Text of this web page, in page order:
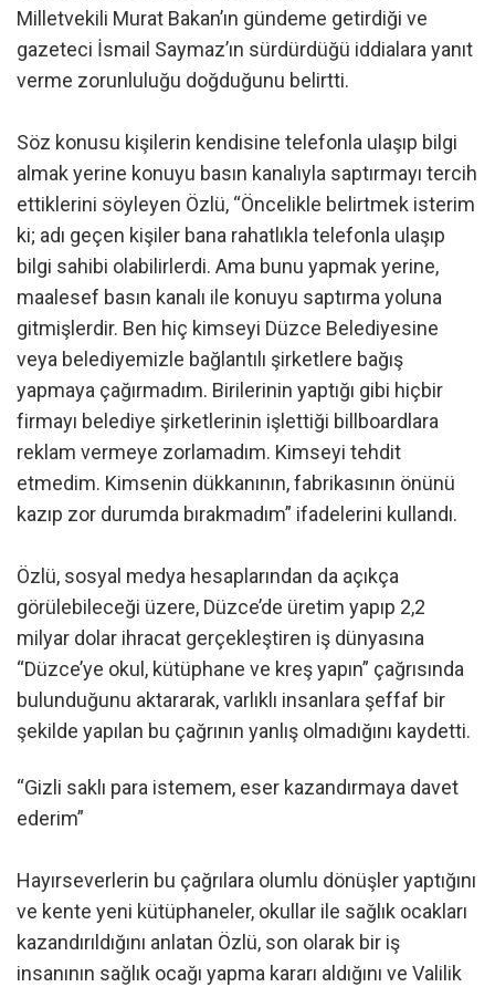
Milletvekili Murat Bakan’ın gündeme getirdiği ve
gazeteci İsmail Saymaz’ın sürdürdüğü iddialara yanıt
verme zorunluluğu doğduğunu belirtti.
Söz konusu kişilerin kendisine telefonla ulaşıp bilgi
almak yerine konuyu basın kanalıyla saptırmayı tercih
ettiklerini söyleyen Özlü, “Öncelikle belirtmek isterim
ki; adı geçen kişiler bana rahatlıkla telefonla ulaşıp
bilgi sahibi olabilirlerdi. Ama bunu yapmak yerine,
maalesef basın kanalı ile konuyu saptırma yoluna
gitmişlerdir. Ben hiç kimseyi Düzce Belediyesine
veya belediyemizle bağlantılı şirketlere bağış
yapmaya çağırmadım. Birilerinin yaptığı gibi hiçbir
firmayı belediye şirketlerinin işlettiği billboardlara
reklam vermeye zorlamadım. Kimseyi tehdit
etmedim. Kimsenin dükkanının, fabrikasının önünü
kazıp zor durumda bırakmadım” ifadelerini kullandı.
Özlü, sosyal medya hesaplarından da açıkça
görülebileceği üzere, Düzce’de üretim yapıp 2,2
milyar dolar ihracat gerçekleştiren iş dünyasına
“Düzce’ye okul, kütüphane ve kreş yapın” çağrısında
bulunduğunu aktararak, varlıklı insanlara şeffaf bir
şekilde yapılan bu çağrının yanlış olmadığını kaydetti.
“Gizli saklı para istemem, eser kazandırmaya davet
ederim”
Hayırseverlerin bu çağrılara olumlu dönüşler yaptığını
ve kente yeni kütüphaneler, okullar ile sağlık ocakları
kazandırıldığını anlatan Özlü, son olarak bir iş
insanının sağlık ocağı yapma kararı aldığını ve Valilik